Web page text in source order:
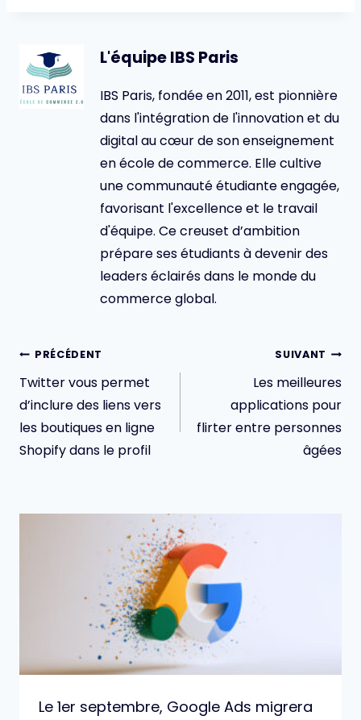
L'équipe IBS Paris
IBS Paris, fondée en 2011, est pionnière
dans l'intégration de l'innovation et du
digital au cœur de son enseignement
en école de commerce. Elle cultive
une communauté étudiante engagée,
favorisant l'excellence et le travail
d'équipe. Ce creuset d’ambition
prépare ses étudiants à devenir des
leaders éclairés dans le monde du
commerce global.
Navigation
de
l’article
PRÉCÉDENT
Twitter vous permet
d’inclure des liens vers
les boutiques en ligne
Shopify dans le profil
SUIVANT
Les meilleures
applications pour
flirter entre personnes
âgées
Le 1er septembre, Google Ads migrera